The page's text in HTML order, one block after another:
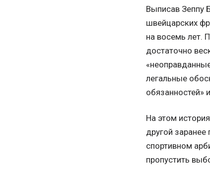
Выписав Зеппу
швейцарских
на восемь лет.
достаточно
легальные
обязанностей»
На этом
другой
спортивном
пропустить